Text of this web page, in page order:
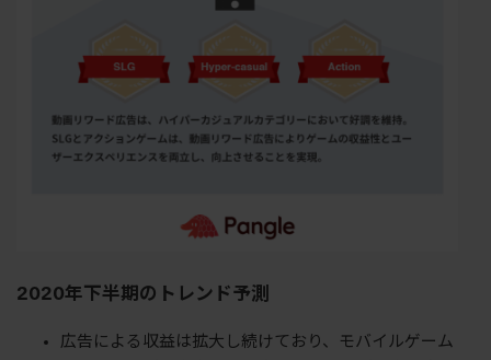
2020年下半期のトレンド予測
広告による収益は拡大し続けており、モバイルゲーム